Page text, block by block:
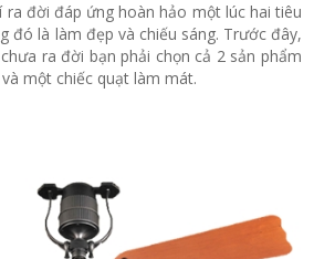
ra đời đáp ứng hoàn hảo một lúc hai tiêu
đó là làm đẹp và chiếu sáng. Trước đây,
ra đời bạn phải chọn cả 2 sản phẩm
một chiếc quạt làm mát.